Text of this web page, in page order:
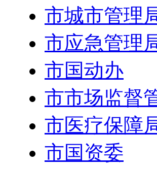
市城市管理
市应急管理
市国动办
市市场监督
市医疗保障
市国资委